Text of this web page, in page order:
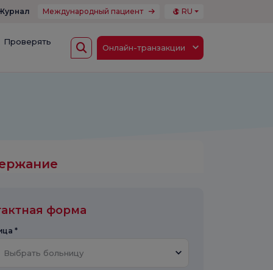
Международный пациент RU
Проверять
Онлайн-транзакции
форма
*
Выбрать больницу